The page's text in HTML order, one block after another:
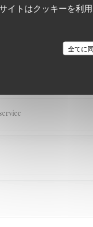
イトはクッキーを利
全てに